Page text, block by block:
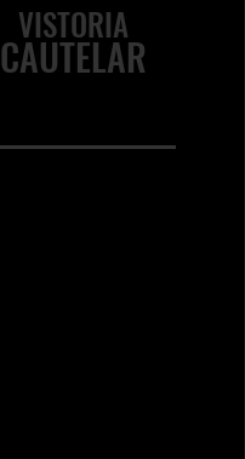
CAUTELAR
VISTORIA